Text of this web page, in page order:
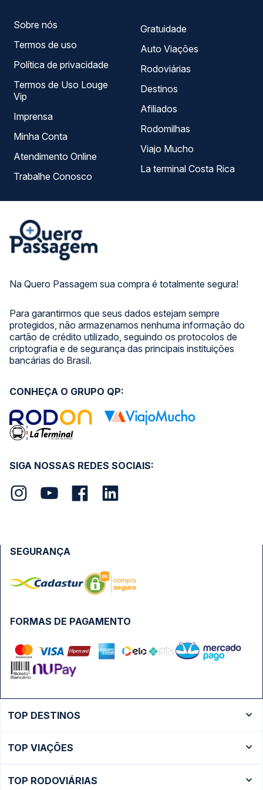
Na Quero Passagem sua compra é totalmente segura!
Para garantirmos que seus dados estejam sempre
protegidos, não armazenamos nenhuma informação do
cartão de crédito utilizado, seguindo os protocolos de
criptografia e de segurança das principais instituições
bancárias do Brasil.
Sobre nós
Termos de uso
Política de privacidade
Termos de Uso Louge
Vip
Imprensa
Minha Conta
Atendimento Online
Trabalhe Conosco
Gratuidade
Auto Viações
Rodoviárias
Destinos
Afiliados
Rodomilhas
Viajo Mucho
La terminal Costa Rica
SIGA NOSSAS REDES SOCIAIS:
CONHEÇA O GRUPO QP:
FORMAS DE PAGAMENTO
SEGURANÇA
TOP DESTINOS
Ônibus São Paulo
TOP VIAÇÕES
TOP RODOVIÁRIAS